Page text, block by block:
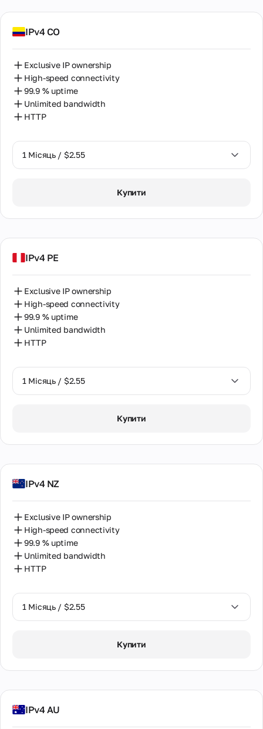
IPv4 CO
Exclusive IP ownership
High-speed connectivity
99.9 % uptime
Unlimited bandwidth
HTTP
1 Місяць / $2.55
Купити
IPv4 PE
Exclusive IP ownership
High-speed connectivity
99.9 % uptime
Unlimited bandwidth
HTTP
1 Місяць / $2.55
Купити
IPv4 NZ
Exclusive IP ownership
High-speed connectivity
99.9 % uptime
Unlimited bandwidth
HTTP
1 Місяць / $2.55
Купити
IPv4 AU